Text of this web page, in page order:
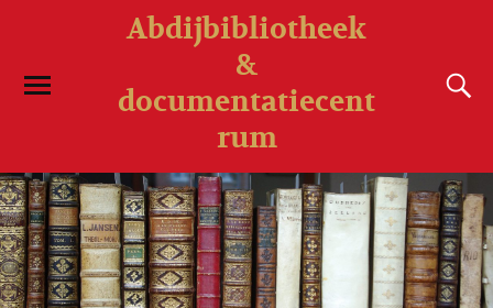
Abdijbibliotheek
&
documentatiecent
rum